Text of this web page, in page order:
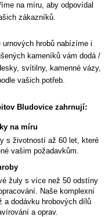
na míru, aby odpovídal
zákazníků.
hrobů nabízíme i
kameníků vám dodá /
svítilny, kamenné vázy,
vašich potřeb.
Bludovice zahrnují:
na míru
s životností až 60 let, které
vašim požadavkům.
žuly s více než 50 odstíny
Naše komplexní
a dodávku hrobových dílů
a oprav.